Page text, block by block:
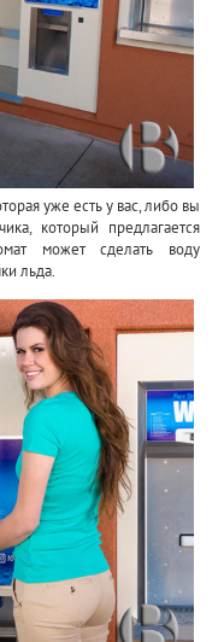
уже есть у вас, либо вы
который предлагается
может сделать воду
льда.